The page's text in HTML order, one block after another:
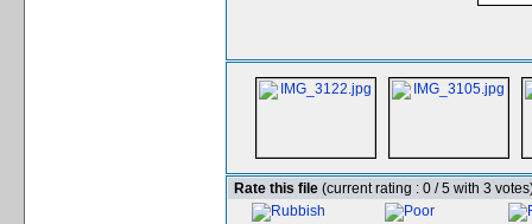
Rate this file (current rating : 0 / 5 with 3